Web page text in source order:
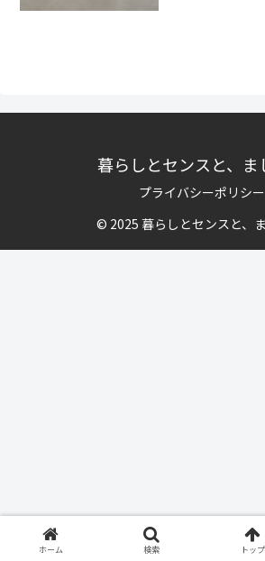
暮らしとセンスと、ま
プライバシーポリシー
© 2025 暮らしとセンスと、
ホーム 検索 トップ